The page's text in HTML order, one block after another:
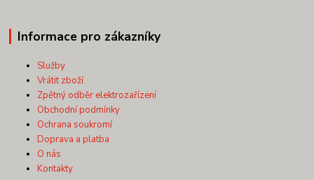
Informace pro zákazníky
Služby
Vrátit zboží
Zpětný odběr elektrozařízení
Obchodní podmínky
Ochrana soukromí
Doprava a platba
O nás
Kontakty